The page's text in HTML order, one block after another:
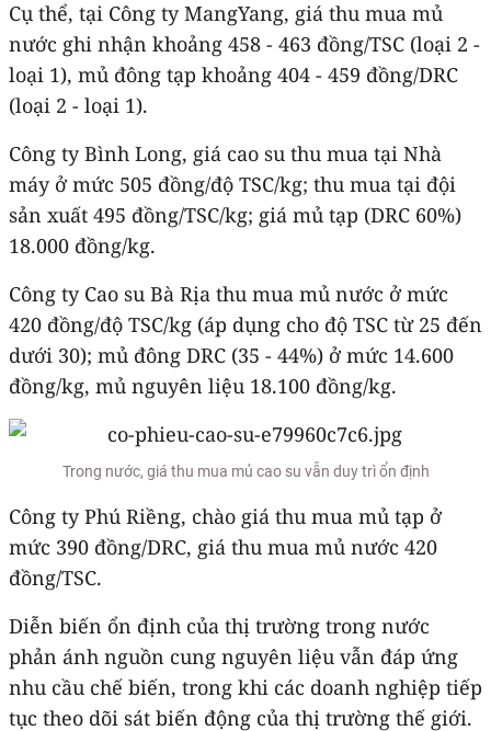
Cụ thể, tại Công ty MangYang, giá thu mua mủ
nước ghi nhận khoảng 458 - 463 đồng/TSC (loại 2 -
loại 1), mủ đông tạp khoảng 404 - 459 đồng/DRC
(loại 2 - loại 1).
Công ty Bình Long, giá cao su thu mua tại Nhà
máy ở mức 505 đồng/độ TSC/kg; thu mua tại đội
sản xuất 495 đồng/TSC/kg; giá mủ tạp (DRC 60%)
18.000 đồng/kg.
Công ty Cao su Bà Rịa thu mua mủ nước ở mức
420 đồng/độ TSC/kg (áp dụng cho độ TSC từ 25 đến
dưới 30); mủ đông DRC (35 - 44%) ở mức 14.600
đồng/kg, mủ nguyên liệu 18.100 đồng/kg.
Trong nước, giá thu mua mủ cao su vẫn duy trì ổn định
Công ty Phú Riềng, chào giá thu mua mủ tạp ở
mức 390 đồng/DRC, giá thu mua mủ nước 420
đồng/TSC.
Diễn biến ổn định của thị trường trong nước
phản ánh nguồn cung nguyên liệu vẫn đáp ứng
nhu cầu chế biến, trong khi các doanh nghiệp tiếp
tục theo dõi sát biến động của thị trường thế giới.